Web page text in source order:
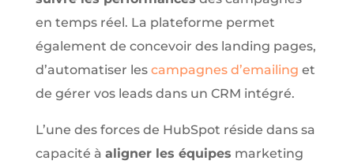
en temps réel. La plateforme permet
également de concevoir des landing pages,
d’automatiser les campagnes d’emailing et
de gérer vos leads dans un CRM intégré.
L’une des forces de HubSpot réside dans sa
capacité à aligner les équipes marketing